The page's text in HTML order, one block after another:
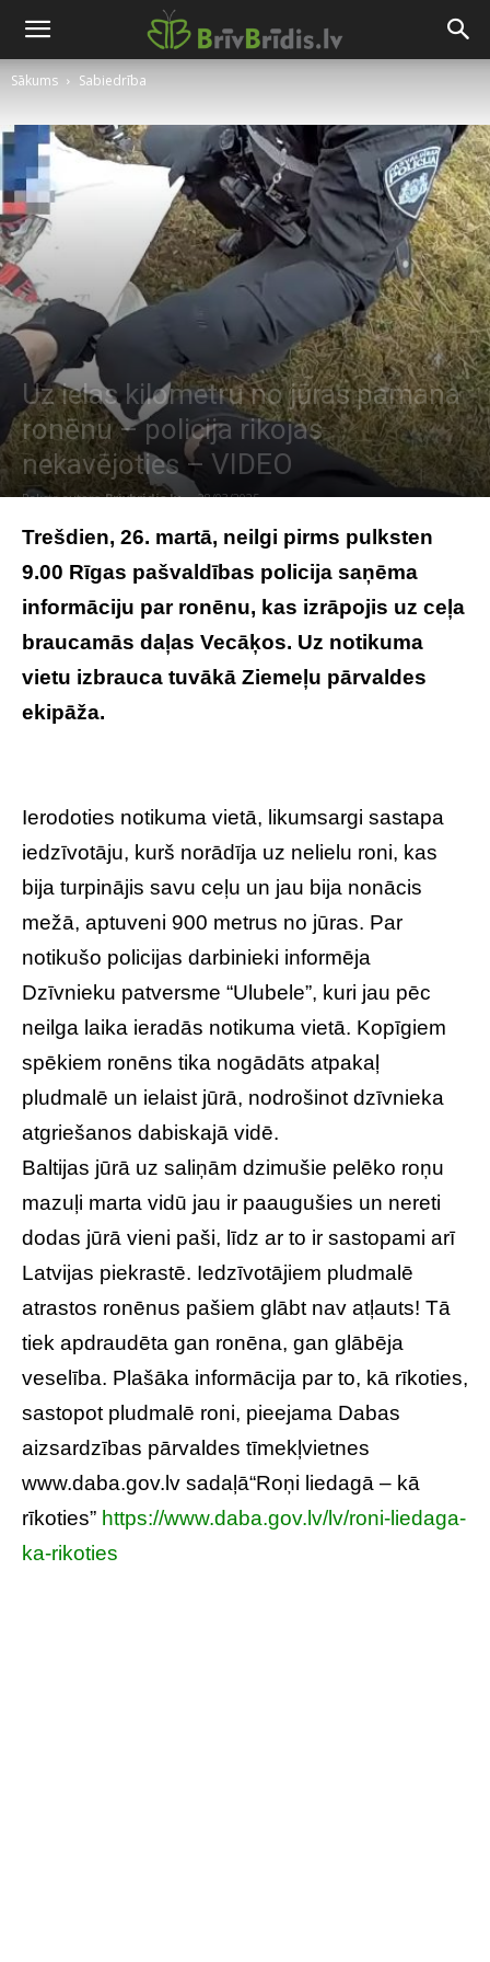
Sākums Sabiedrība
Uz ielas kilometru no jūras pamana
ronēnu – policija rikojas
nekavējoties – VIDEO
Raksta autors Brivbridis.lv - 28/03/2025
Trešdien, 26. martā, neilgi pirms pulksten
9.00 Rīgas pašvaldības policija saņēma
informāciju par ronēnu, kas izrāpojis uz ceļa
braucamās daļas Vecāķos. Uz notikuma
vietu izbrauca tuvākā Ziemeļu pārvaldes
ekipāža.
Ierodoties notikuma vietā, likumsargi sastapa
iedzīvotāju, kurš norādīja uz nelielu roni, kas
bija turpinājis savu ceļu un jau bija nonācis
mežā, aptuveni 900 metrus no jūras. Par
notikušo policijas darbinieki informēja
Dzīvnieku patversme “Ulubele”, kuri jau pēc
neilga laika ieradās notikuma vietā. Kopīgiem
spēkiem ronēns tika nogādāts atpakaļ
pludmalē un ielaist jūrā, nodrošinot dzīvnieka
atgriešanos dabiskajā vidē.
Baltijas jūrā uz saliņām dzimušie pelēko roņu
mazuļi marta vidū jau ir paaugušies un nereti
dodas jūrā vieni paši, līdz ar to ir sastopami arī
Latvijas piekrastē. Iedzīvotājiem pludmalē
atrastos ronēnus pašiem glābt nav atļauts! Tā
tiek apdraudēta gan ronēna, gan glābēja
veselība. Plašāka informācija par to, kā rīkoties,
sastopot pludmalē roni, pieejama Dabas
aizsardzības pārvaldes tīmekļvietnes
www.daba.gov.lv sadaļā“Roņi liedagā – kā
rīkoties” https://www.daba.gov.lv/lv/roni-liedaga-
ka-rikoties